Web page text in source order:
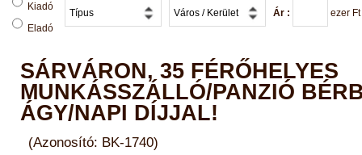
Kiadó
Eladó
Ár : ezer
SÁRVÁRON, 35 FÉRŐHELYES
MUNKÁSSZÁLLÓ/PANZIÓ
ÁGY/NAPI DÍJJAL!
(Azonosító: BK-1740)